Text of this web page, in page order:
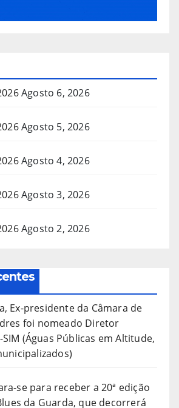
Agosto 6, 2026
Agosto 5, 2026
Agosto 4, 2026
Agosto 3, 2026
Agosto 2, 2026
Ex-presidente da Câmara de
foi nomeado Diretor
SIM (Águas Públicas em Altitude,
se para receber a 20ª edição
da Guarda, que decorrerá